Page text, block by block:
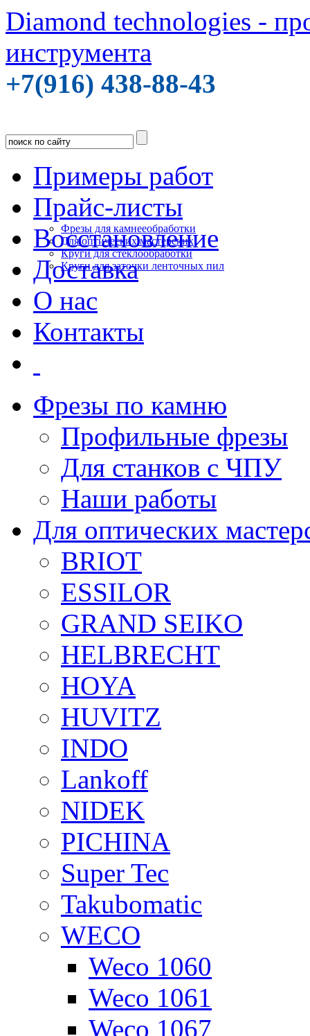
Diamond technologies -
инструмента
+7(916) 438-88-43
Примеры работ
Прайс-листы
Фрезы для камнееобработки
Для оптических мастерских
Круги для стеклообработки
Круги для заточки ленточных пил
Восстановление
Доставка
О нас
Контакты
Фрезы по камню
Профильные фрезы
Для станков с ЧПУ
Наши работы
Для оптических
BRIOT
ESSILOR
GRAND SEIKO
HELBRECHT
HOYA
HUVITZ
INDO
Lankoff
NIDEK
PICHINA
Super Tec
Takubomatic
WECO
Weco 1060
Weco 1061
Weco 1067